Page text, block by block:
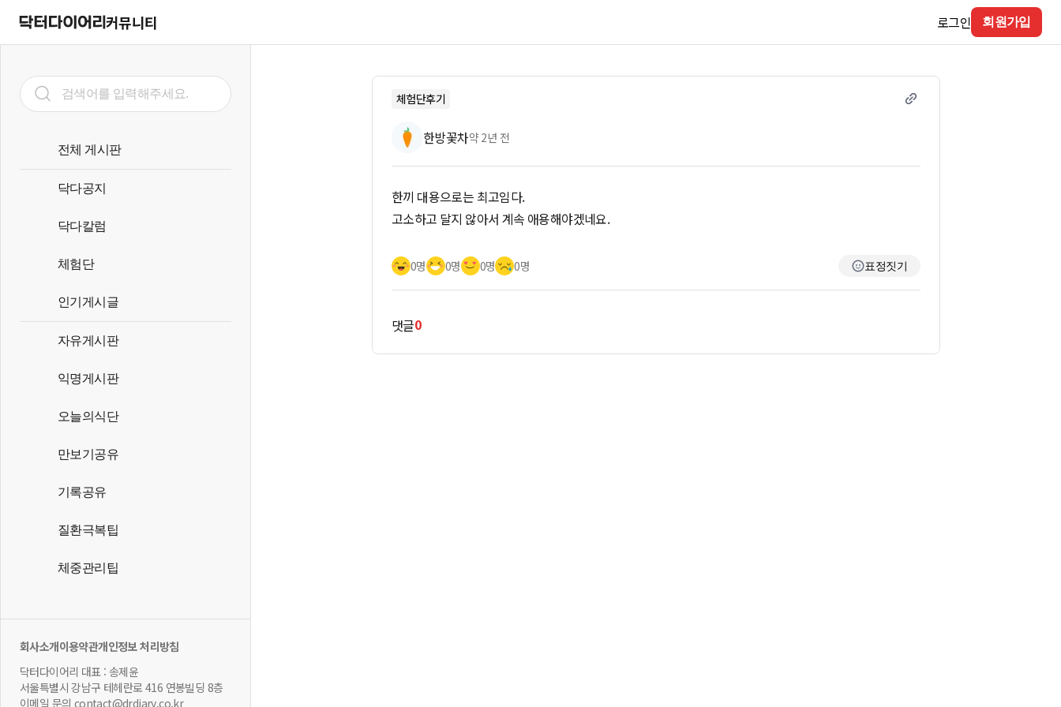
커뮤니티 로그인 회원가입
전체 게시판
닥다공지
닥다칼럼
체험단
인기게시글
자유게시판
익명게시판
오늘의식단
만보기공유
기록공유
질환극복팁
체중관리팁
회사소개이용약관개인정보 처리방침
닥터다이어리 대표 : 송제윤
서울특별시 강남구 테헤란로 416 연봉빌딩 8층
이메일 문의 contact@drdiary.co.kr
체험단후기
한방꽃차약 2년 전
한끼 대용으로는 최고임다.
고소하고 달지 않아서 계속 애용해야겠네요.
0명 0명 0명 0명 표정짓기
댓글0